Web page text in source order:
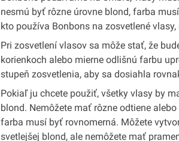
nesmú byť rôzne úrovne blond, farba
kto používa Bonbons na zosvetlené
Pri zosvetlení vlasov sa môže stať, že
korienkoch alebo mierne odlišnú farbu
stupeň zosvetlenia, aby sa dosiahla
Pokiaľ ju chcete použiť, všetky vlasy by
blond. Nemôžete mať rôzne odtiene
farba musí byť rovnomerná. Môžete
svetlejšej blond, ale nemôžete mať